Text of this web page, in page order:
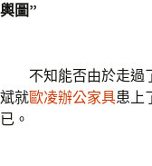
輿圖”
不知能否由於走過
斌就歐凌辦公家具患上
已。